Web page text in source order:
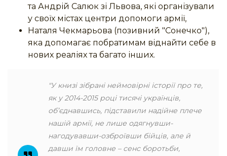
та Андрій Салюк зі Львова, які організували
у своїх містах центри допомоги армії,
Наталя Чекмарьова (позивний "Сонечко"),
яка допомагає побратимам віднайти себе в
нових реаліях та багато інших.
"У книзі зібрані неймовірні історії про те,
як у 2014-2015 році тисячі українців,
об’єднавшись, підставили надійне плече
нашій армії, не лише одягнувши-
нагодувавши-озброївши бійців, але й
давши їм головне – сенс боротьби,